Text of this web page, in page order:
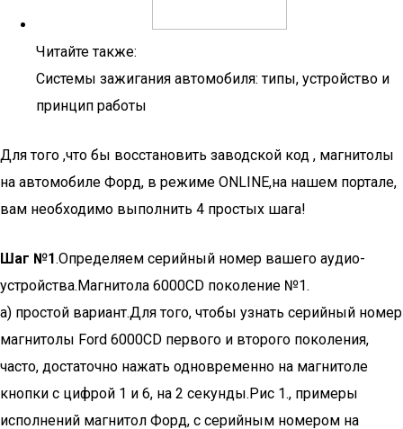
Читайте также:
Системы зажигания автомобиля: типы, устройство и
принцип работы
Для того ,что бы восстановить заводской код , магнитолы
на автомобиле Форд, в режиме ONLINE,на нашем портале,
вам необходимо выполнить 4 простых шага!
Шаг №1.Определяем серийный номер вашего аудио-
устройства.Магнитола 6000CD поколение №1.
а) простой вариант.Для того, чтобы узнать серийный номер
магнитолы Ford 6000CD первого и второго поколения,
часто, достаточно нажать одновременно на магнитоле
кнопки с цифрой 1 и 6, на 2 секунды.Рис 1., примеры
исполнений магнитол Форд, с серийным номером на